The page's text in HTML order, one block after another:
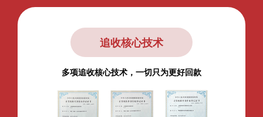
锁定债务人关系链
全方位推送，快速覆盖债务人相关方